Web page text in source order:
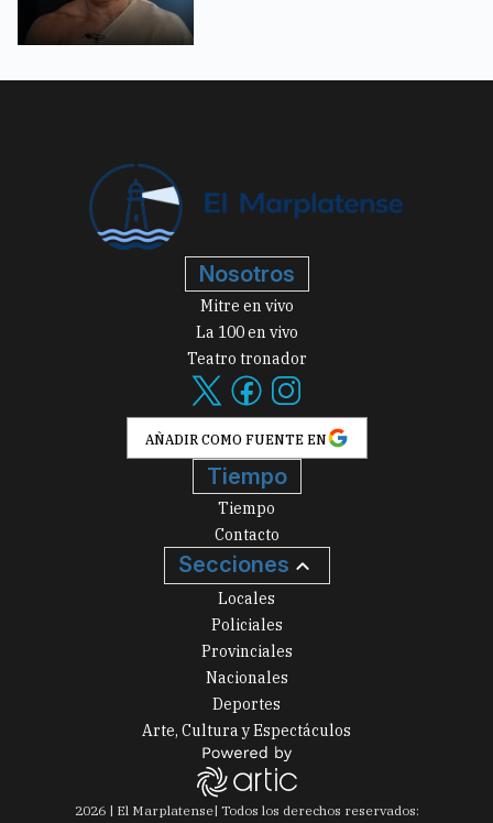
Nosotros
Mitre en vivo
La 100 en vivo
Teatro tronador
AÑADIR COMO FUENTE EN
Tiempo
Tiempo
Contacto
Secciones
Locales
Policiales
Provinciales
Nacionales
Deportes
Arte, Cultura y Espectáculos
2026| El Marplatense| Todos los derechos reservados: